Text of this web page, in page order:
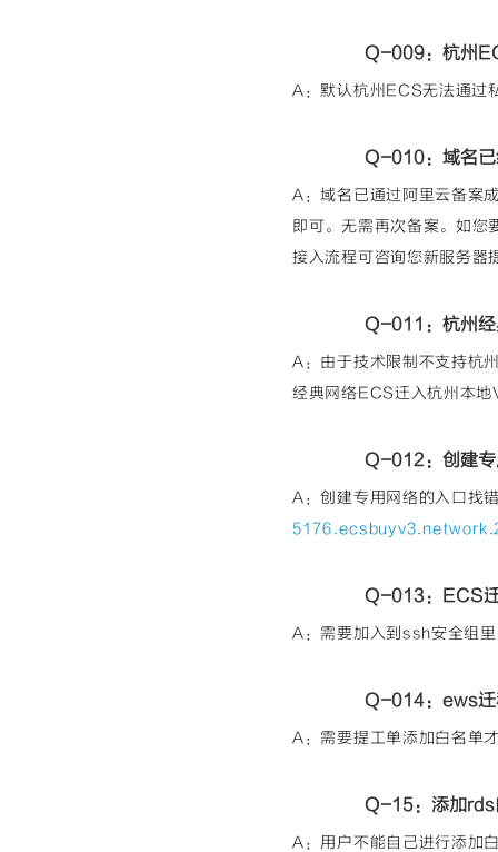
Q-009：杭州
A：默认杭州ECS无法通过
Q-010：域名已
A：域名已通过阿里云备案
即可。无需再次备案。如您
接入流程可咨询您新服务器
Q-011：杭州经
A：由于技术限制不支持杭
经典网络ECS迁入杭州本
Q-012：创建专
A：创建专用网络的入口找
Q-013：ECS
A：需要加入到ssh安全组
Q-014：ews迁
A：需要提工单添加白名单
Q-15：添加rds
A：用户不能自己进行添加